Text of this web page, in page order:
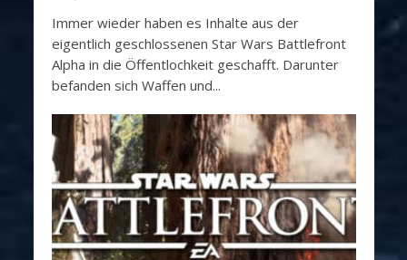
Immer wieder haben es Inhalte aus der
eigentlich geschlossenen Star Wars Battlefront
Alpha in die Öffentlochkeit geschafft. Darunter
befanden sich Waffen und...